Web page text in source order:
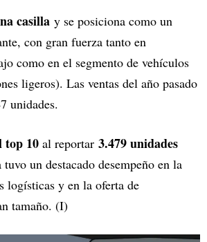
casilla y se posiciona como un
con gran fuerza tanto en
como en el segmento de vehículos
ligeros). Las ventas del año pasado
unidades.
top 10 al reportar 3.479 unidades
un destacado desempeño en la
logísticas y en la oferta de
tamaño. (I)